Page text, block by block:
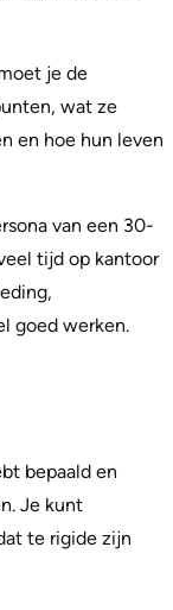
je de
wat ze
en hoe hun leven
van een 30-
tijd op kantoor
goed werken.
bepaald en
Je kunt
te rigide zijn